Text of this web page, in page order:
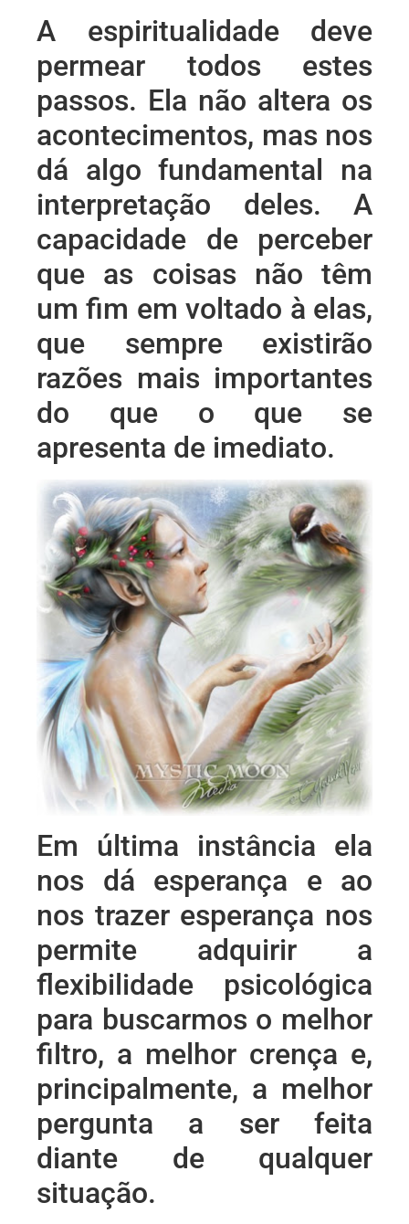
A espiritualidade deve
permear todos estes
passos. Ela não altera os
acontecimentos, mas nos
dá algo fundamental na
interpretação deles. A
capacidade de perceber
que as coisas não têm
um fim em voltado à elas,
que sempre existirão
razões mais importantes
do que o que se
apresenta de imediato.
Em última instância ela
nos dá esperança e ao
nos trazer esperança nos
permite adquirir a
flexibilidade psicológica
para buscarmos o melhor
filtro, a melhor crença e,
principalmente, a melhor
pergunta a ser feita
diante de qualquer
situação.